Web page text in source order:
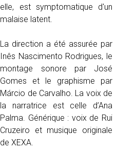
elle, est symptomatique d'un
malaise latent.
La direction a été assurée par
Inês Nascimento Rodrigues, le
montage sonore par José
Gomes et le graphisme par
Márcio de Carvalho. La voix de
la narratrice est celle d’Ana
Palma. Générique : voix de Rui
Cruzeiro et musique originale
de XEXA.